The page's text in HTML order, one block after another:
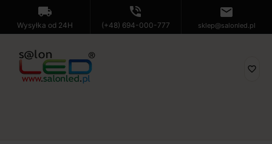
local_shipping
Wysyłka od 24H
phone_in_talk
(+48) 694-000-777
mail
sklep@salonled.pl
favorite_border